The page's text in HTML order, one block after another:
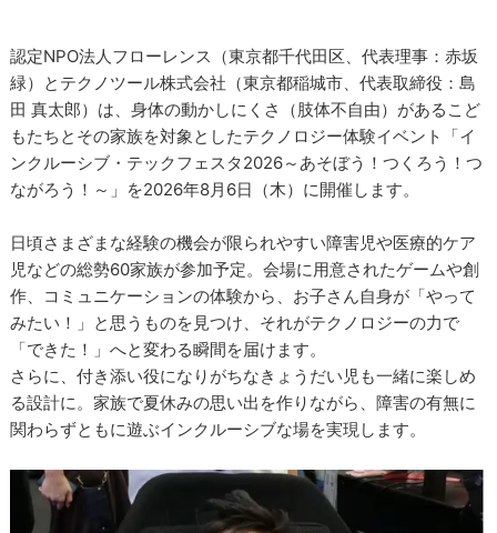
認定NPO法人フローレンス（東京都千代田区、代表理事：赤坂
緑）とテクノツール株式会社（東京都稲城市、代表取締役：島
田 真太郎）は、身体の動かしにくさ（肢体不自由）があるこど
もたちとその家族を対象としたテクノロジー体験イベント「イ
ンクルーシブ・テックフェスタ2026～あそぼう！つくろう！つ
ながろう！～」を2026年8月6日（木）に開催します。
日頃さまざまな経験の機会が限られやすい障害児や医療的ケア
児などの総勢60家族が参加予定。会場に用意されたゲームや創
作、コミュニケーションの体験から、お子さん自身が「やって
みたい！」と思うものを見つけ、それがテクノロジーの力で
「できた！」へと変わる瞬間を届けます。
さらに、付き添い役になりがちなきょうだい児も一緒に楽しめ
る設計に。家族で夏休みの思い出を作りながら、障害の有無に
関わらずともに遊ぶインクルーシブな場を実現します。